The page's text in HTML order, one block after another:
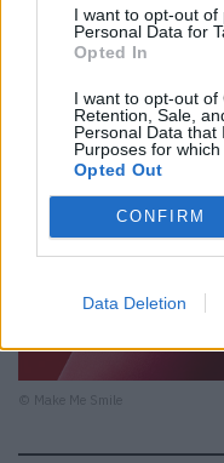
I want to opt-out of
Personal Data for
Opted In
I want to opt-out of
Retention, Sale,
Personal Data that
Purposes for which
Opted Out
CONFIRM
Data Deletion
© Make Me Smile